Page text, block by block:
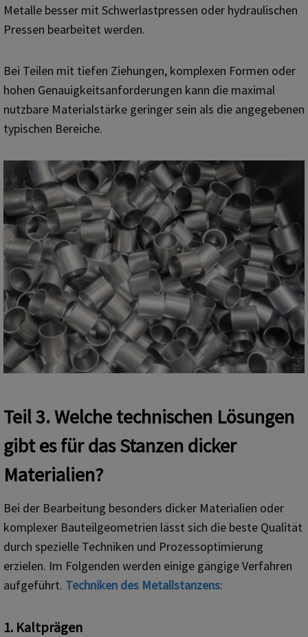
Metalle besser mit Schwerlastpressen oder hydraulischen
Pressen bearbeitet werden.
Bei Teilen mit tiefen Ziehungen, komplexen Formen oder
hohen Genauigkeitsanforderungen kann die maximal
nutzbare Materialstärke geringer sein als die angegebenen
typischen Bereiche.
Teil 3. Welche technischen Lösungen
gibt es für das Stanzen dicker
Materialien?
Bei der Bearbeitung besonders dicker Materialien oder
komplexer Bauteilgeometrien lässt sich die beste Qualität
durch spezielle Techniken und Prozessoptimierung
erzielen. Im Folgenden werden einige gängige Verfahren
aufgeführt. Techniken des Metallstanzens:
1. Kaltprägen